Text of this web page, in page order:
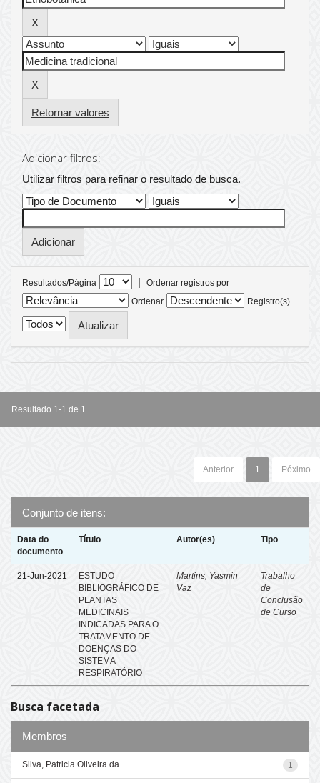
Retornar valores
Adicionar filtros:
Utilizar filtros para refinar o resultado de busca.
Resultados/Página |
Ordenar registros por
Ordenar
Registro(s)
Resultado 1-1 de 1.
Anterior 1 Póximo
Conjunto de itens:
Data do
documento
Título Autor(es) Tipo
21-Jun-2021
ESTUDO
BIBLIOGRÁFICO DE
PLANTAS
MEDICINAIS
INDICADAS PARA O
TRATAMENTO DE
DOENÇAS DO
SISTEMA
RESPIRATÓRIO
Martins, Yasmin
Vaz
Trabalho
de
Conclusão
de Curso
Busca facetada
Membros
1
Silva, Patricia Oliveira da